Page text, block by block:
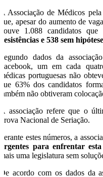
A Associação de Médicos
que, apesar do aumento de
houve 1.088 candidatos
desistências e 538 sem
Segundo dados da
Facebook, um em cada
médicas portuguesas não
que 63% dos candidatos
também não obtiveram
A associação refere que o
Prova Nacional de Seriação.
Perante estes números, a
urgentes para enfrentar
mais uma legislatura sem
De acordo com os dados da